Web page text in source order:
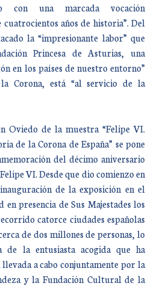
con una marcada vocación
años de historia”. Del
la “impresionante labor” que
Princesa de Asturias, una
en los países de nuestro entorno”
Corona, está “al servicio de la
Oviedo de la muestra “Felipe VI.
de la Corona de España” se pone
del décimo aniversario
VI. Desde que dio comienzo en
de la exposición en el
presencia de Sus Majestades los
catorce ciudades españolas
de dos millones de personas, lo
de la entusiasta acogida que ha
a cabo conjuntamente por la
y la Fundación Cultural de la